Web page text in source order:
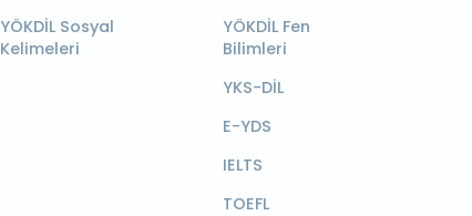
YÖKDİL Sosyal
Kelimeleri
YÖKDİL Fen
Bilimleri
YKS-DİL
E-YDS
IELTS
TOEFL